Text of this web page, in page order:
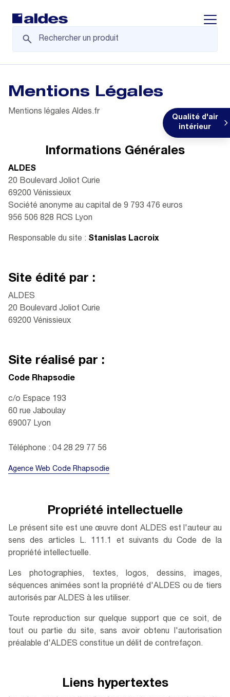
Qualité d'air
intérieur
Mentions Légales
Mentions légales Aldes.fr
Informations Générales
ALDES
20 Boulevard Joliot Curie
69200 Vénissieux
Société anonyme au capital de 9 793 476 euros
956 506 828 RCS Lyon
Responsable du site : Stanislas Lacroix
Site édité par :
ALDES
20 Boulevard Joliot Curie
69200 Vénissieux
Site réalisé par :
Code Rhapsodie
c/o Espace 193
60 rue Jaboulay
69007 Lyon
Téléphone : 04 28 29 77 56
Agence Web Code Rhapsodie
Propriété intellectuelle
Le présent site est une œuvre dont ALDES est l'auteur au
sens des articles L. 111.1 et suivants du Code de la
propriété intellectuelle.
Les photographies, textes, logos, dessins, images,
séquences animées sont la propriété d'ALDES ou de tiers
autorisés par ALDES à les utiliser.
Toute reproduction sur quelque support que ce soit, de
tout ou partie du site, sans avoir obtenu l'autorisation
préalable d'ALDES constitue un délit de contrefaçon.
Liens hypertextes